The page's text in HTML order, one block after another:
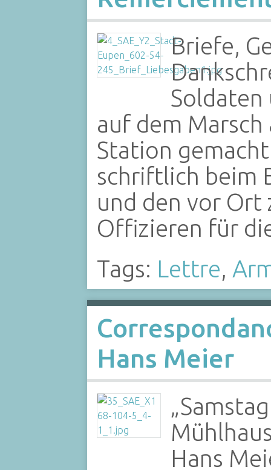
Briefe,
auf dem
Station
schriftlich beim
und den vor Ort
Offizieren für
Tags: Lettre,
Hans Meier
Hans